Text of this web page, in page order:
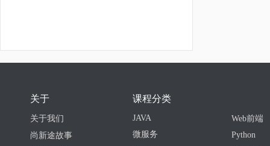
关于
关于我们
尚新途故事
课程分类
JAVA
微服务
Web前端
Python